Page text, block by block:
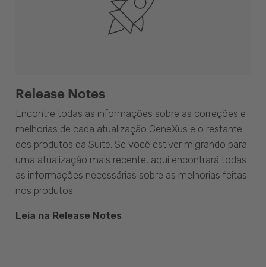
Release Notes
Encontre todas as informações sobre as correções e
melhorias de cada atualização GeneXus e o restante
dos produtos da Suite. Se você estiver migrando para
uma atualização mais recente, aqui encontrará todas
as informações necessárias sobre as melhorias feitas
nos produtos.
Leia na Release Notes